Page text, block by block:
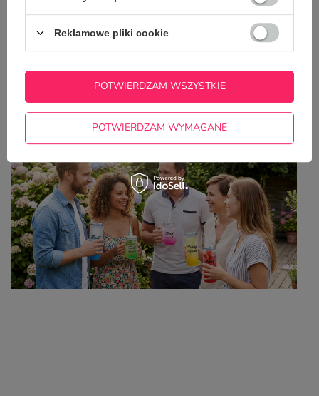
Kolorowe kubki z własnym nadrukiem – idealny
wybór na lato
Reklamowe pliki cookie
POTWIERDZAM WYMAGANE
POTWIERDZAM WSZYSTKIE